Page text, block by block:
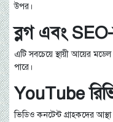
উপর।
ব্লগ এবং SEO-
এটি সবচেয়ে স্থায়ী আয়ের
পারে।
YouTube
ভিডিও কনটেন্ট গ্রাহকদের